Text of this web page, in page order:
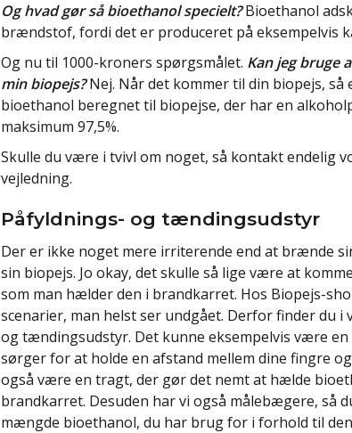
Og hvad gør så bioethanol specielt?Bioethanol
brændstof, fordi det er produceret på eksempelvis
Og nu til 1000-kroners spørgsmålet. Kan jeg bruge
min biopejs?Nej. Når det kommer til din biopejs, så
bioethanol beregnet til biopejse, der har en
maksimum 97,5%.
Skulle du være i tvivl om noget, så kontakt endelig
vejledning.
Påfyldnings- og tændingsudstyr
Der er ikke noget mere irriterende end at brænde
sin biopejs. Jo okay, det skulle så lige være at
som man hælder den i brandkarret. Hos Biopejs-
scenarier, man helst ser undgået. Derfor finder du
og tændingsudstyr. Det kunne eksempelvis være
sørger for at holde en afstand mellem dine fingre
også være en tragt, der gør det nemt at hælde
brandkarret. Desuden har vi også målebægere, så
mængde bioethanol, du har brug for i forhold til